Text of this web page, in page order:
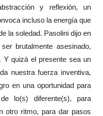
y reflexión, un
incluso la energía que
la soledad. Pasolini dijo en
brutalmente asesinado,
Y quizá el presente sea un
nuestra fuerza inventiva,
en una oportunidad para
lo(s) diferente(s), para
otro ritmo, para dar pasos